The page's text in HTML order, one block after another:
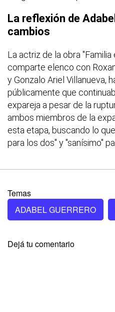
La reflexión de
cambios
La actriz de la obra "Familia
comparte elenco con
y Gonzalo Ariel Villanueva,
públicamente que
expareja a pesar de la
ambos miembros de la
esta etapa, buscando lo
para los dos" y "sanísimo"
Temas
ADABEL GUERRERO
Dejá tu comentario